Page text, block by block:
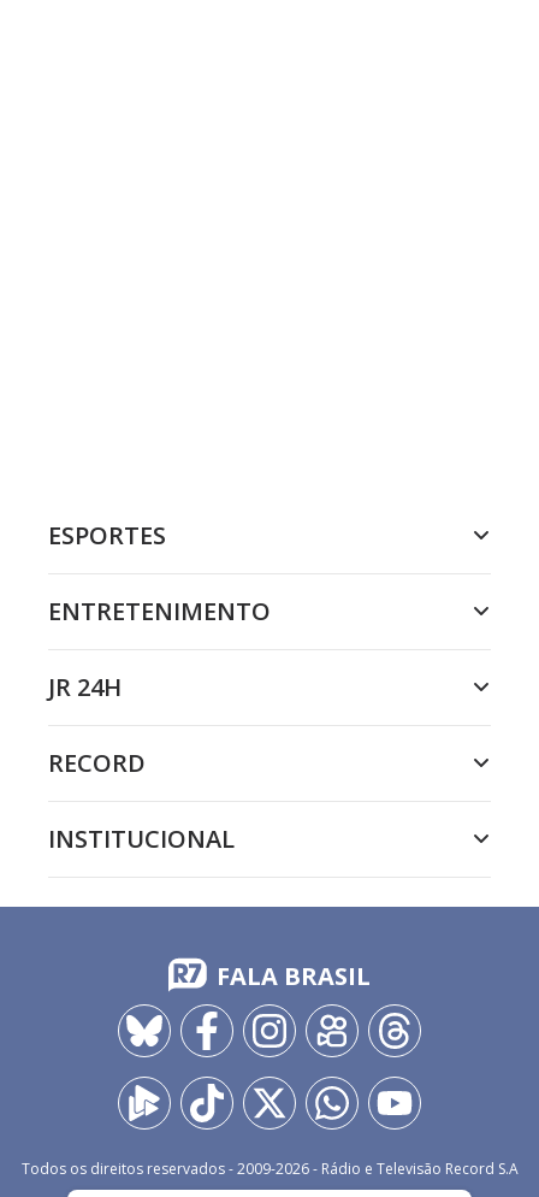
ESPORTES
ENTRETENIMENTO
JR 24H
RECORD
INSTITUCIONAL
FALA BRASIL
Todos os direitos reservados - 2009-2026- Rádio e Televisão Record S.A